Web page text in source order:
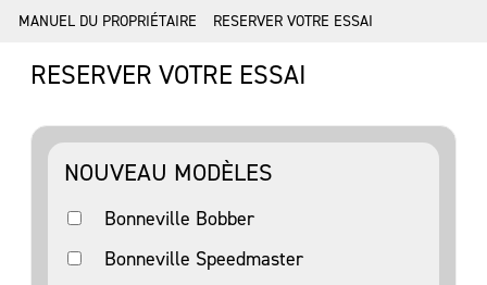
MANUEL DU PROPRIÉTAIRE
RESERVER VOTRE ESSAI
RESERVER VOTRE ESSAI
NOUVEAU MODÈLES
Bonneville Bobber
Bonneville Speedmaster